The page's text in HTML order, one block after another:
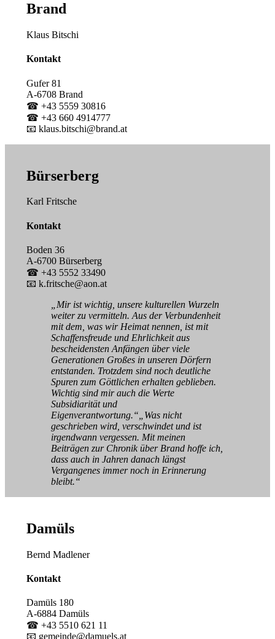
Brand
Klaus Bitschi
Kontakt
Gufer 81
A-6708 Brand
☎ +43 5559 30816
☎ +43 660 4914777
📧 klaus.bitschi@brand.at
Bürserberg
Karl Fritsche
Kontakt
Boden 36
A-6700 Bürserberg
☎ +43 5552 33490
📧 k.fritsche@aon.at
„Mir ist wichtig, unsere kulturellen Wurzeln
weiter zu vermitteln. Aus der Verbundenheit
mit dem, was wir Heimat nennen, ist mit
Schaffensfreude und Ehrlichkeit aus
bescheidensten Anfängen über viele
Generationen Großes in unseren Dörfern
entstanden. Trotzdem sind noch deutliche
Spuren zum Göttlichen erhalten geblieben.
Wichtig sind mir auch die Werte
Subsidiarität und
Eigenverantwortung.“„Was nicht
geschrieben wird, verschwindet und ist
irgendwann vergessen. Mit meinen
Beiträgen zur Chronik über Brand hoffe ich,
dass auch in Jahren danach längst
Vergangenes immer noch in Erinnerung
bleibt.“
Damüls
Bernd Madlener
Kontakt
Damüls 180
A-6884 Damüls
☎ +43 5510 621 11
📧 gemeinde@damuels.at